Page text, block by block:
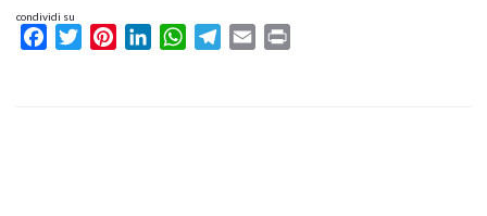
condividi su
FacebookTwitterPinterestLinkedInWhatsAppTelegram
Email